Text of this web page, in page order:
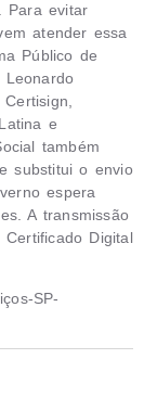
Para evitar
atender essa
Público de
e
também
substitui o envio
espera
A transmissão
Digital
SP-